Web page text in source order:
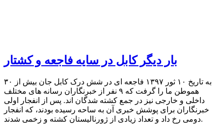
بار دیگر کابل در سایه فاجعه و کشتار
به تاریخ ۱۰ ثور ۱۳۹۷ فاجعه ای در شش درک کابل جان بیش از ۳۰
هموطن ما را گرفت که ۹ نفر از خبرنگاران رسانه های مختلف
داخلی و خارجی نیز در جمع کشته شدگان اند. پس از انفجار اولی
خبرنگاران برای پوشش خبری آن به ساحه رسیده بودند، که انفجار
دومی رخ داد و تعداد زیادی از ژورنالیستان کشته و زخمی شدند.